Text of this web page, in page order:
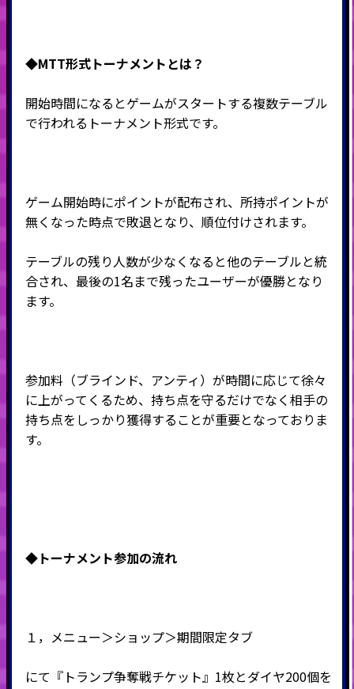
◆MTT形式トーナメントとは？
開始時間になるとゲームがスタートする複数テーブル
で行われるトーナメント形式です。
ゲーム開始時にポイントが配布され、所持ポイントが
無くなった時点で敗退となり、順位付けされます。
テーブルの残り人数が少なくなると他のテーブルと統
合され、最後の1名まで残ったユーザーが優勝となり
ます。
参加料（ブラインド、アンティ）が時間に応じて徐々
に上がってくるため、持ち点を守るだけでなく相手の
持ち点をしっかり獲得することが重要となっておりま
す。
◆トーナメント参加の流れ
１，メニュー＞ショップ＞期間限定タブ
にて『トランプ争奪戦チケット』1枚とダイヤ200個を